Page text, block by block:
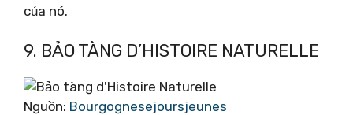
của nó.
9. BẢO TÀNG D’HISTOIRE NATURELLE
Nguồn: Bourgognesejoursjeunes